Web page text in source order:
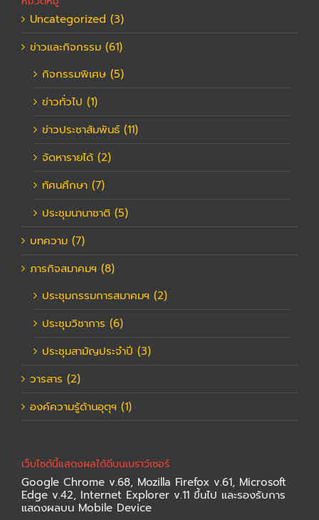
Uncategorized (3)
ข่าวและกิจกรรม (61)
กิจกรรมพิเศษ (5)
ข่าวทั่วไป (1)
ข่าวประชาสัมพันธ์ (11)
จัดหารายได้ (2)
ทัศนศึกษา (7)
ประชุมนานาชาติ (5)
บทความ (7)
ภารกิจสมาคมฯ (8)
ประชุมกรรมการสมาคมฯ (2)
ประชุมวิชาการ (6)
ประชุมสามัญประจำปี (3)
วารสาร (2)
องค์ความรู้ด้านอุตุฯ (1)
เว็บไซต์นี้แสดงผลได้ดีบนเบราว์เซอร์
Google Chrome v.68, Mozilla Firefox v.61, Microsoft
Edge v.42, Internet Explorer v.11 ขึ้นไป และรองรับการ
แสดงผลบน Mobile Device